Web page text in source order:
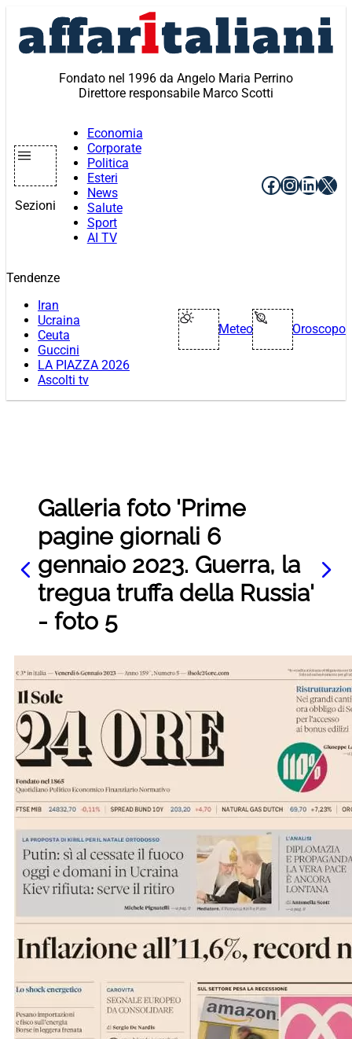
contenuto
Fondato nel 1996 da Angelo Maria Perrino
Direttore responsabile Marco Scotti
Sezioni
Economia
Corporate
Politica
Esteri
News
Salute
Sport
AI TV
Facebook
X
Tendenze
Iran
Ucraina
Ceuta
Guccini
LA PIAZZA 2026
Ascolti tv
Meteo Oroscopo
Galleria foto 'Prime
pagine giornali 6
gennaio 2023. Guerra, la
tregua truffa della Russia'
- foto 5